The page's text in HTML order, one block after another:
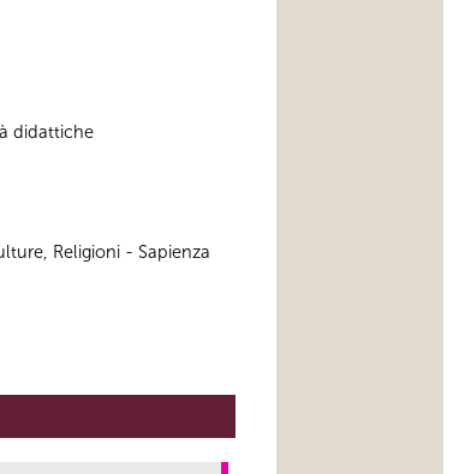
didattiche
Religioni - Sapienza